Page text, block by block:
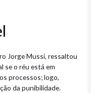
Jorge Mussi, ressaltou
se o réu está em
processos; logo,
da punibilidade.